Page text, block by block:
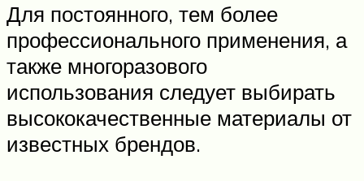
Для постоянного, тем более
профессионального применения, а
также многоразового
использования следует выбирать
высококачественные материалы от
известных брендов.